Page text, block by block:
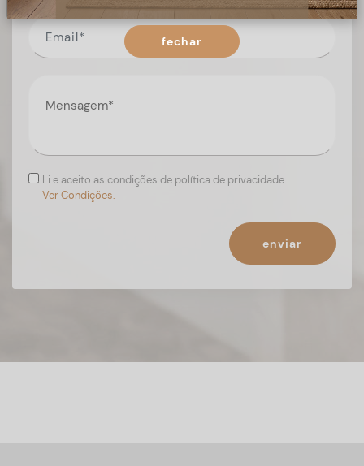
Li e aceito as condições de política de privacidade.
Ver Condições.
enviar
fechar